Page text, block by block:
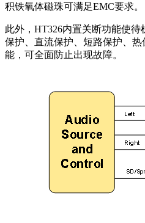
积铁氧体磁珠可满足EMC要求。
此外，HT326内置关断功能使
保护、直流保护、短路保护、
能，可全面防止出现故障。